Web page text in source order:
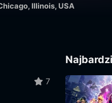
Illinois, USA
7